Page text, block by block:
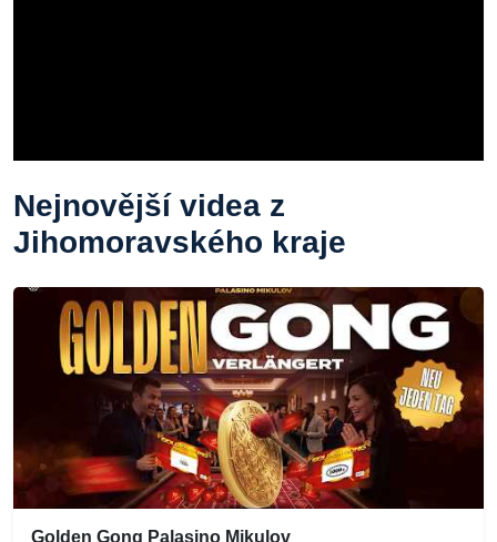
Nejnovější videa z
Jihomoravského kraje
Golden Gong Palasino Mikulov